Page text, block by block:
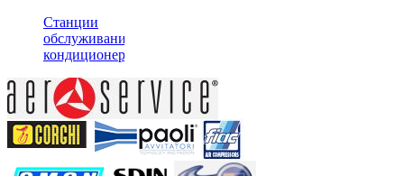
Станции
обслуживания
кондиционеров